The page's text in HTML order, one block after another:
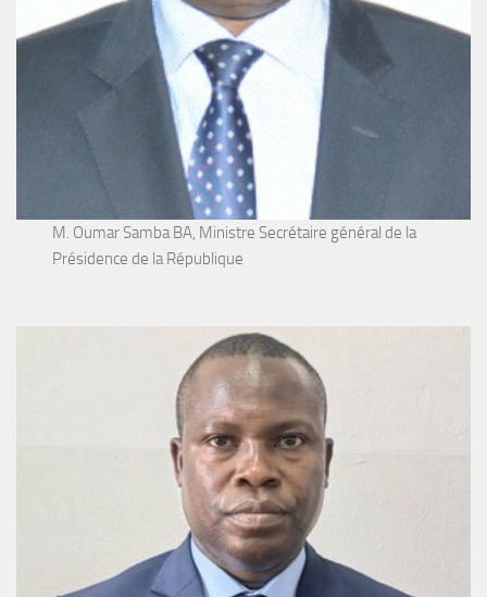
M. Oumar Samba BA, Ministre Secrétaire général de la
Présidence de la République